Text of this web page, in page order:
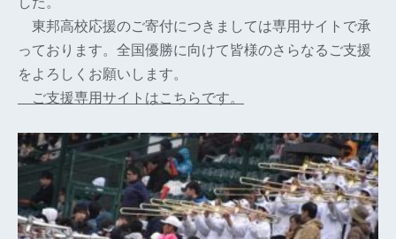
東邦高校応援のご寄付につきましては専用サイトで承
っております。全国優勝に向けて皆様のさらなるご支援
をよろしくお願いします。
ご支援専用サイトはこちらです。